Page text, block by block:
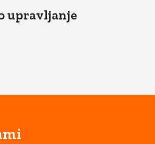
upravljanje